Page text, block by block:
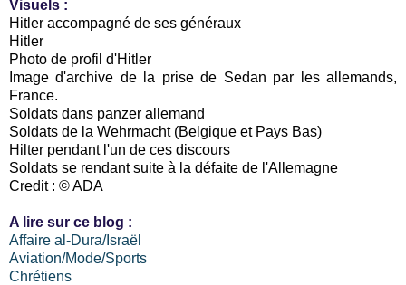
Visuels :
Hitler accompagné de ses généraux
Hitler
Photo de profil d'Hitler
Image d'archive de la prise de Sedan par les allemands,
France.
Soldats dans panzer allemand
Soldats de la Wehrmacht (Belgique et Pays Bas)
Hilter pendant l'un de ces discours
Soldats se rendant suite à la défaite de l'Allemagne
Credit : © ADA
A lire sur ce blog :
Affaire al-Dura/Israël
Aviation/Mode/Sports
Chrétiens